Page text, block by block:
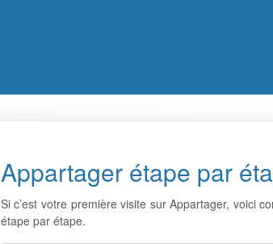
Appartager étape par
Si c’est votre première visite sur Appartager, voici
étape par étape.